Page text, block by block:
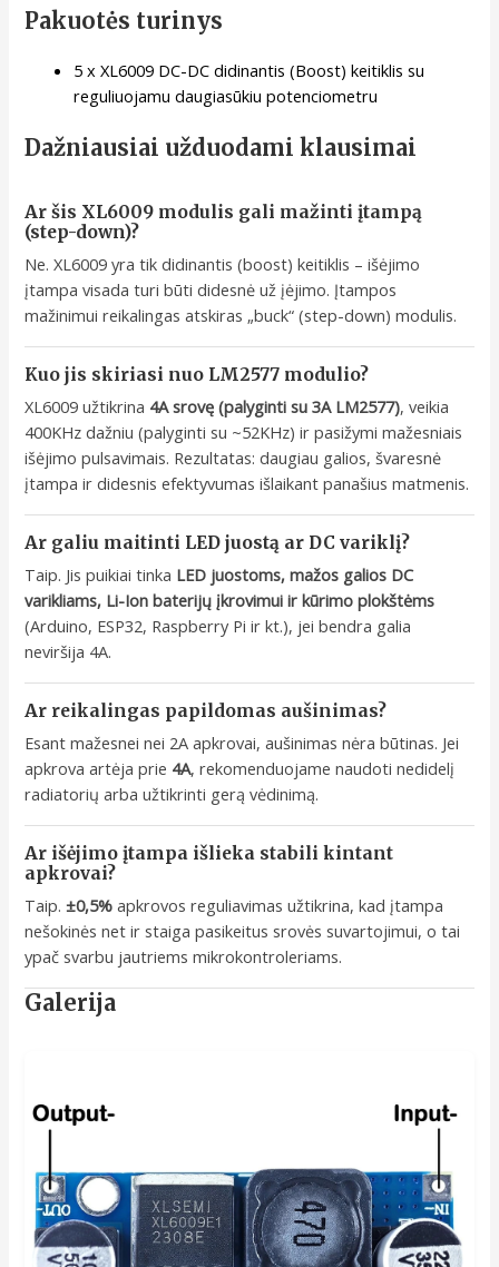
Pakuotės turinys
5 x XL6009 DC-DC didinantis (Boost) keitiklis su
reguliuojamu daugiasūkiu potenciometru
Dažniausiai užduodami klausimai
Ar šis XL6009 modulis gali mažinti įtampą
(step-down)?
Ne. XL6009 yra tik didinantis (boost) keitiklis – išėjimo
įtampa visada turi būti didesnė už įėjimo. Įtampos
mažinimui reikalingas atskiras „buck“ (step-down) modulis.
Kuo jis skiriasi nuo LM2577 modulio?
XL6009 užtikrina 4A srovę (palyginti su 3A LM2577), veikia
400KHz dažniu (palyginti su ~52KHz) ir pasižymi mažesniais
išėjimo pulsavimais. Rezultatas: daugiau galios, švaresnė
įtampa ir didesnis efektyvumas išlaikant panašius matmenis.
Ar galiu maitinti LED juostą ar DC variklį?
Taip. Jis puikiai tinka LED juostoms, mažos galios DC
varikliams, Li-Ion baterijų įkrovimui ir kūrimo plokštėms
(Arduino, ESP32, Raspberry Pi ir kt.), jei bendra galia
neviršija 4A.
Ar reikalingas papildomas aušinimas?
Esant mažesnei nei 2A apkrovai, aušinimas nėra būtinas. Jei
apkrova artėja prie 4A, rekomenduojame naudoti nedidelį
radiatorių arba užtikrinti gerą vėdinimą.
Ar išėjimo įtampa išlieka stabili kintant
apkrovai?
Taip.±0,5% apkrovos reguliavimas užtikrina, kad įtampa
nešokinės net ir staiga pasikeitus srovės suvartojimui, o tai
ypač svarbu jautriems mikrokontroleriams.
Galerija